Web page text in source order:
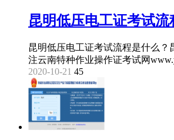
昆明低压电工证考试流
昆明低压电工证考试流程是什么
注云南特种作业操作证考试网
2020-10-21 45